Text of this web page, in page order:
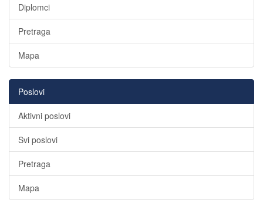
Diplomci
Pretraga
Mapa
Poslovi
Aktivni poslovi
Svi poslovi
Pretraga
Mapa